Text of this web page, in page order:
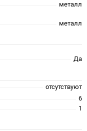
металл
металл
Да
отсутствуют
6
1